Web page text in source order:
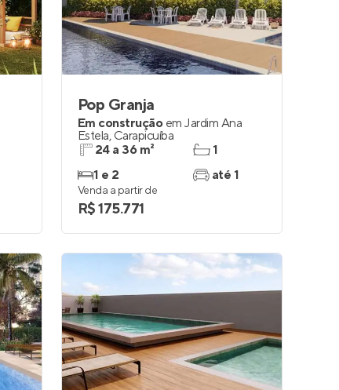
Pop Granja
Em construção em Jardim Ana
Estela, Carapicuíba
24 a 36 m²
1 e 2
1
até 1
Venda a partir de
R$ 175.771